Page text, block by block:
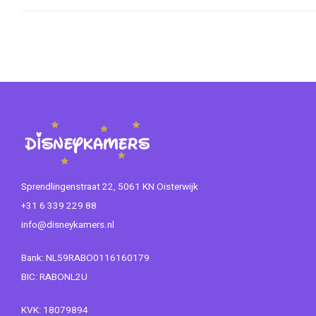
Sprendlingenstraat 22, 5061 KN Oisterwijk
+31 6 339 229 88
info@disneykamers.nl
Bank: NL59RABO0116160179
BIC: RABONL2U
KVK: 18079894